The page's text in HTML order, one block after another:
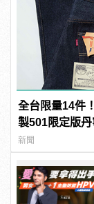
全台限量14件
製501限定版
新聞